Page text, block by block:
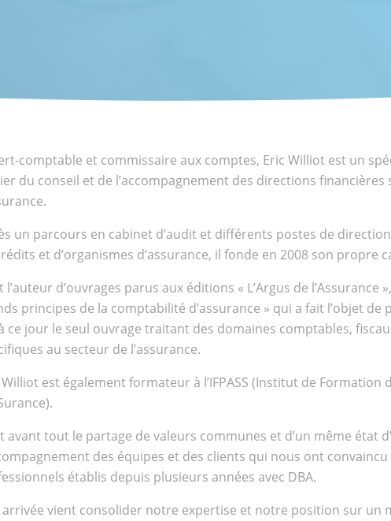
comptable et commissaire aux comptes, Eric Williot est un
du conseil et de l’accompagnement des directions financières
un parcours en cabinet d’audit et différents postes de
et d’organismes d’assurance, il fonde en 2008 son propre
l’auteur d’ouvrages parus aux éditions « L’Argus de l’Assurance
principes de la comptabilité d’assurance » qui a fait l’objet
ce jour le seul ouvrage traitant des domaines comptables,
au secteur de l’assurance.
est également formateur à l’IFPASS (Institut de Formation
avant tout le partage de valeurs communes et d’un même état
des équipes et des clients qui nous ont
établis depuis plusieurs années avec DBA.
arrivée vient consolider notre expertise et notre position sur un